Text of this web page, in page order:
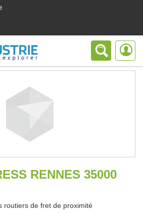
RENNES 35000
routiers de fret de proximité